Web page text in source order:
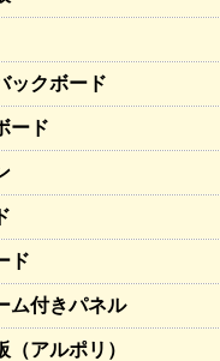
ックボード
ード
ド
ム付きパネル
（アルポリ）